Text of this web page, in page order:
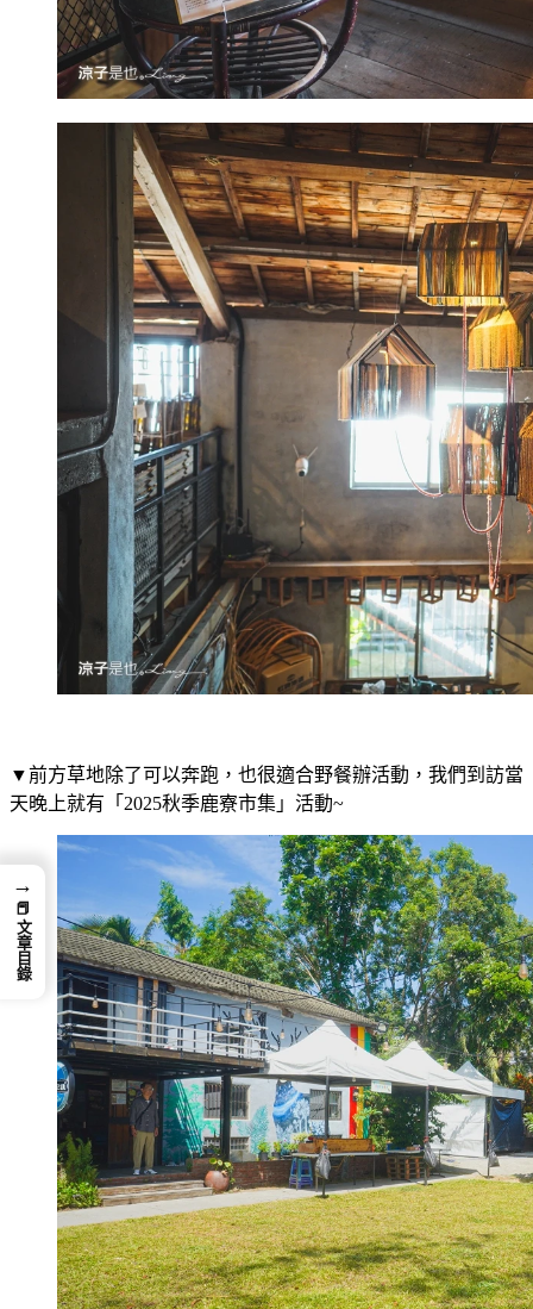
▼前方草地除了可以奔跑，也很適合野餐辦活動，我們到訪當
天晚上就有「2025秋季鹿寮市集」活動~
→
📕 文章目錄